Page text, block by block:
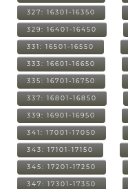
327: 16301-16350
329: 16401-16450
331: 16501-16550
333: 16601-16650
335: 16701-16750
337: 16801-16850
339: 16901-16950
341: 17001-17050
343: 17101-17150
345: 17201-17250
347: 17301-17350